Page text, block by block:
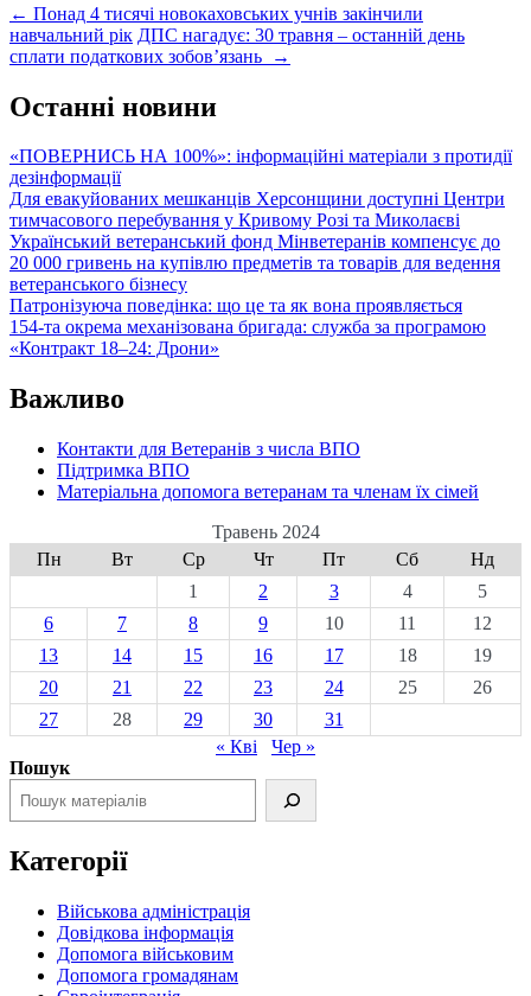
Post
navigation
← Понад 4 тисячі новокаховських учнів закінчили
навчальний рік ДПС нагадує: 30 травня – останній день
сплати податкових зобов’язань
→
Останні новини
«ПОВЕРНИСЬ НА 100%»: інформаційні матеріали з протидії
дезінформації
Для евакуйованих мешканців Херсонщини доступні Центри
тимчасового перебування у Кривому Розі та Миколаєві
Український ветеранський фонд Мінветеранів компенсує до
20 000 гривень на купівлю предметів та товарів для ведення
ветеранського бізнесу
Патронізуюча поведінка: що це та як вона проявляється
154-та окрема механізована бригада: служба за програмою
«Контракт 18–24: Дрони»
Важливо
Контакти для Ветеранів з числа ВПО
Підтримка ВПО
Матеріальна допомога ветеранам та членам їх сімей
Травень 2024
Пн
Вт Ср Чт Пт Сб
Нд
1
2 3 4
5
6
7 8 9 10 11
12
13
14 15 16 17 18
19
20
21 22 23 24 25
26
27
28 29 30
31
« Кві
Чер »
Пошук
Категорії
Військова адміністрація
Довідкова інформація
Допомога військовим
Допомога громадянам